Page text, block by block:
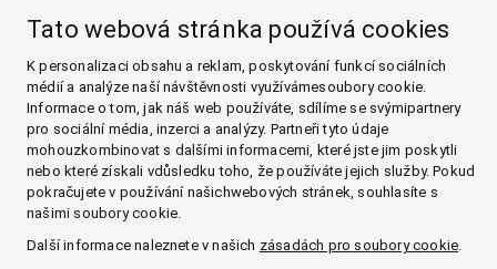
Tato webová stránka používá cookies
K personalizaci obsahu a reklam, poskytování funkcí sociálních
médií a analýze naší návštěvnosti využívámesoubory cookie.
Informace o tom, jak náš web používáte, sdílíme se svýmipartnery
pro sociální média, inzerci a analýzy. Partneři tyto údaje
mohouzkombinovat s dalšími informacemi, které jste jim poskytli
nebo které získali vdůsledku toho, že používáte jejich služby. Pokud
pokračujete v používání našichwebových stránek, souhlasíte s
našimi soubory cookie.
Další informace naleznete v našich zásadách pro soubory cookie.
Facebook
Instagram
YouTube
LinkedIn
Zásady používání cookies
Zásady zpracování osobních údajů
Impressum